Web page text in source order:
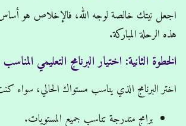
اجعل نيتك خالصة لوجه الله، فالإخلاص هو أساس
هذه الرحلة المباركة.
الخطوة الثانية: اختيار البرنامج التعليمي المناسب
اختر البرنامج الذي يناسب مستواك الحالي، سواء
برامج متدرجة تناسب جميع المستويات.